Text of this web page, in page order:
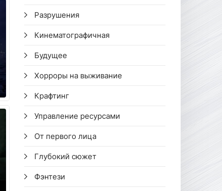
Разрушения
Кинематографичная
Будущее
Хорроры на выживание
Крафтинг
Управление ресурсами
От первого лица
Глубокий сюжет
Фэнтези